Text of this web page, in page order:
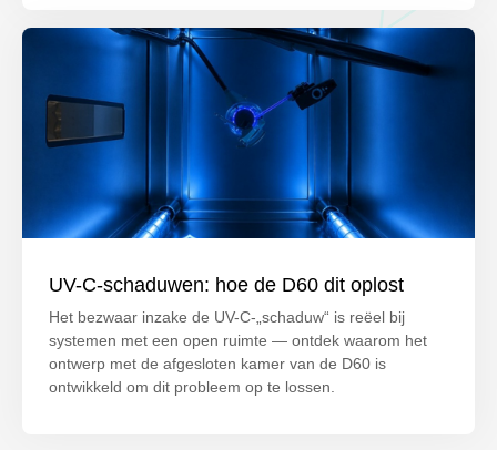
UV-C-schaduwen: hoe de D60 dit oplost
Het bezwaar inzake de UV-C-„schaduw“ is reëel bij
systemen met een open ruimte — ontdek waarom het
ontwerp met de afgesloten kamer van de D60 is
ontwikkeld om dit probleem op te lossen.